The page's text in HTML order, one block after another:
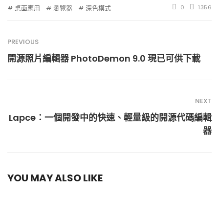
桌面應用 瀏覽器 深色模式 0 1356
PREVIOUS
開源照片編輯器 PhotoDemon 9.0 現已可供下載
NEXT
Lapce：一個開發中的快速、輕量級的開源代碼編輯
器
YOU MAY ALSO LIKE